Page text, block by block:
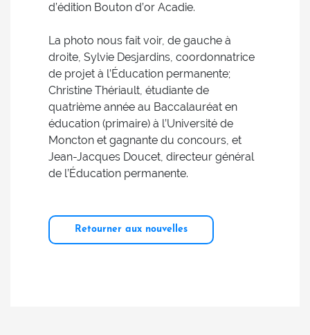
d’édition Bouton d’or Acadie.
La photo nous fait voir, de gauche à
droite, Sylvie Desjardins, coordonnatrice
de projet à l’Éducation permanente;
Christine Thériault, étudiante de
quatrième année au Baccalauréat en
éducation (primaire) à l’Université de
Moncton et gagnante du concours, et
Jean-Jacques Doucet, directeur général
de l’Éducation permanente.
Retourner aux nouvelles